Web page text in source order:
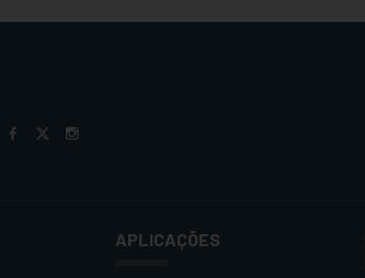
APLICAÇÕES